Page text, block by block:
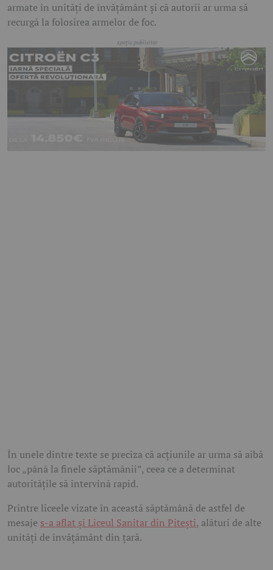
armate în unități de învățământ și că autorii ar urma să
recurgă la folosirea armelor de foc.
În unele dintre texte se preciza că acțiunile ar urma să aibă
loc „până la finele săptămânii”, ceea ce a determinat
autoritățile să intervină rapid.
Printre liceele vizate în această săptămână de astfel de
mesaje s-a aflat și Liceul Sanitar din Pitești, alături de alte
unități de învățământ din țară.